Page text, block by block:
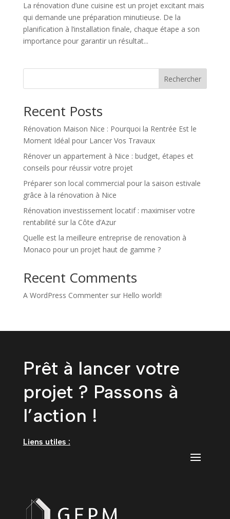
La rénovation d’une cuisine est un projet excitant mais
qui demande une préparation minutieuse. De la
planification à l’installation finale, chaque étape a son
importance pour garantir un résultat...
Rechercher
Recent Posts
Rénovation Maison Nice : Pourquoi la Rentrée Est le
Moment Idéal pour Lancer Vos Travaux
Rénover un appartement à Nice : budget, étapes et
conseils pour réussir votre projet
Préparer son local commercial pour la saison estivale
grâce à la rénovation à Nice
Rénovation investissement locatif : maximiser votre
rentabilité sur la Côte d’Azur
Quelle est la meilleure entreprise de renovation à
Monaco pour un projet haut de gamme ?
Recent Comments
A WordPress Commentersur Hello world!
Prêt à lancer votre
projet ? Passons à
l’action !
Liens utiles :